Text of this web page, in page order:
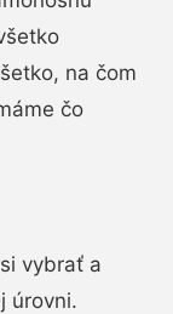
na čom
čo
vybrať a
úrovni.